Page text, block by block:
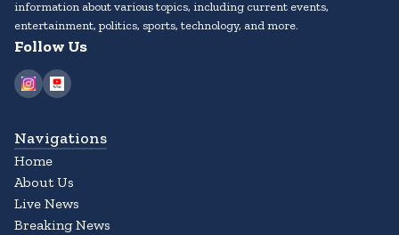
information about various topics, including current events,
entertainment, politics, sports, technology, and more.
Follow Us
Navigations
Home
About Us
Live News
Breaking News